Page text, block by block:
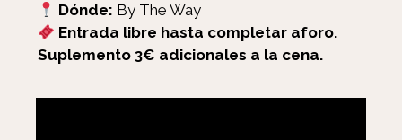
Dónde: By The Way
Entrada libre hasta completar aforo.
Suplemento 3€ adicionales a la cena.